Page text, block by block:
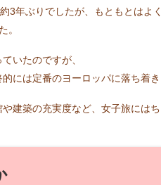
3年ぶりでしたが、もともとはよ
。
いたのですが、
には定番のヨーロッパに落ち着き
建築の充実度など、女子旅には